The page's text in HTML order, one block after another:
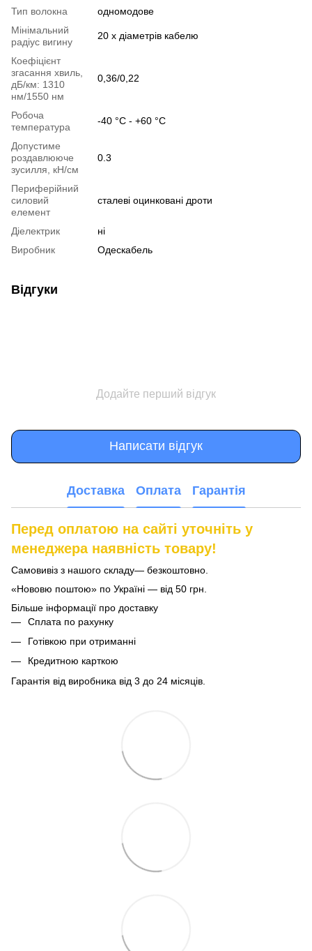
Тип волокна
одномодове
Мінімальний
радіус вигину
20 х діаметрів кабелю
Коефіцієнт
згасання хвиль,
дБ/км: 1310
нм/1550 нм
0,36/0,22
Робоча
температура
-40 °С - +60 °С
Допустиме
роздавлююче
зусилля, кН/см
0.3
Периферійний
силовий
елемент
сталеві оцинковані дроти
Діелектрик
ні
Виробник
Одескабель
Відгуки
Додайте перший відгук
Написати відгук
Доставка Оплата Гарантія
Перед оплатою на сайті уточніть у
менеджера наявність товару!
Самовивіз з нашого складу— безкоштовно.
«Нововю поштою» по Україні — від 50 грн.
Більше інформації про доставку
Сплата по рахунку
Готівкою при отриманні
Кредитною карткою
Гарантія від виробника від 3 до 24 місяців.